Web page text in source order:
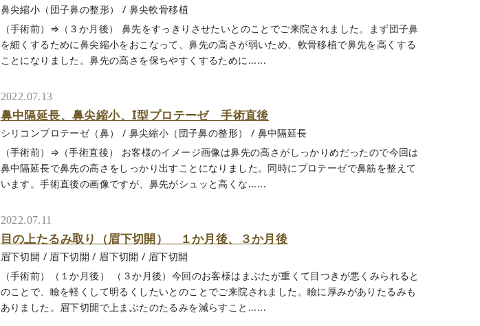
鼻尖縮小（団子鼻の整形） / 鼻尖軟骨移植
（手術前）⇒（３か月後） 鼻先をすっきりさせたいとのことでご来院されました。まず団子鼻
を細くするために鼻尖縮小をおこなって、鼻先の高さが弱いため、軟骨移植で鼻先を高くする
ことになりました。鼻先の高さを保ちやすくするために......
2022.07.13
鼻中隔延長、鼻尖縮小、I型プロテーゼ 手術直後
シリコンプロテーゼ（鼻） / 鼻尖縮小（団子鼻の整形） / 鼻中隔延長
（手術前）⇒（手術直後） お客様のイメージ画像は鼻先の高さがしっかりめだったので今回は
鼻中隔延長で鼻先の高さをしっかり出すことになりました。同時にプロテーゼで鼻筋を整えて
います。手術直後の画像ですが、鼻先がシュッと高くな......
2022.07.11
目の上たるみ取り（眉下切開） １か月後、３か月後
眉下切開 / 眉下切開 / 眉下切開 / 眉下切開
（手術前）（１か月後） （３か月後）今回のお客様はまぶたが重くて目つきが悪くみられると
のことで、瞼を軽くして明るくしたいとのことでご来院されました。瞼に厚みがありたるみも
ありました。眉下切開で上まぶたのたるみを減らすこと......